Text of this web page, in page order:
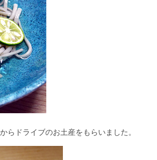
ドライブのお土産をもらいました。